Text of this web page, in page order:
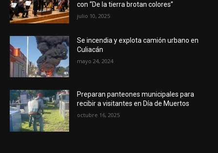
con “De la tierra brotan colores”
julio 10, 2025
Se incendia y explota camión urbano en
Culiacán
mayo 24, 2024
Preparan panteones municipales para
recibir a visitantes en Día de Muertos
octubre 16, 2025